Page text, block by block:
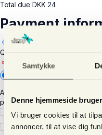
Samtykke
Denne hjemmeside
Vi bruger cookies til at
annoncer, til at vise dig
Total due DKK 24
Payment
Quickpay v10
After clicking 'Continue' you
purchase securely with
I understand and agree to
Yes, please send me